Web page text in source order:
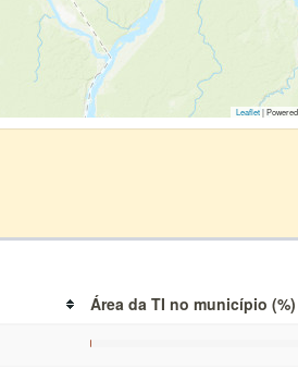
Leaflet|
Área da TI no município (%)